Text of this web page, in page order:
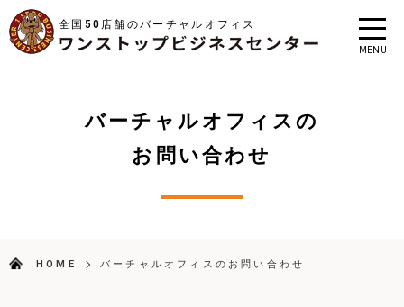
全国50店舗のバーチャルオフィス
MENU
バーチャルオフィスの
お問い合わせ
HOME バーチャルオフィスのお問い合わせ